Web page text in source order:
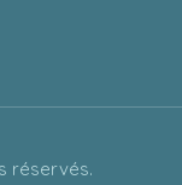
réservés.